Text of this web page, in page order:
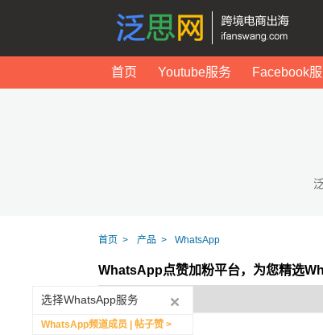
首页 Youtube服务 Facebook
首页 产品 WhatsApp
WhatsApp点赞加粉平台，为您精选
选择WhatsApp服务
WhatsApp频道成员 | 帖子赞